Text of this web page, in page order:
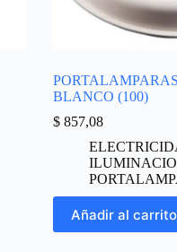
BLANCO (100)
$857,08
Añadir al carrito